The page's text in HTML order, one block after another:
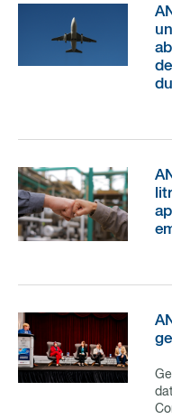
SOLICITUD DE ACCESO
LINKS DE INTERÉS